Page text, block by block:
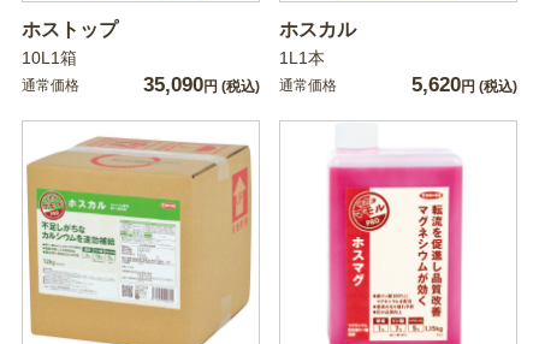
ホストップ
10L1箱
通常価格 35,090円 (税込)
ホスカル
1L1本
通常価格 5,620円 (税込)